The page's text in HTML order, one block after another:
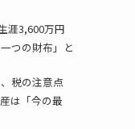
涯3,600万円
つの財布」と
税の注意点
は「今の最